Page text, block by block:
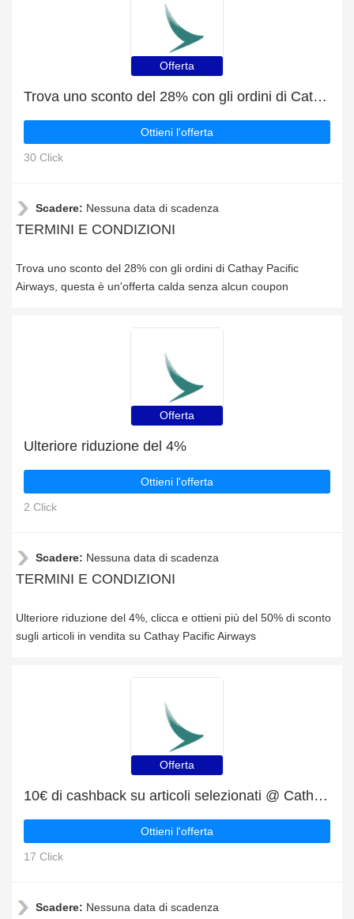
Offerta
Trova uno sconto del 28% con gli ordini di Cathay Pacific Airways
Ottieni l'offerta
30 Click
Scadere: Nessuna data di scadenza
TERMINI E CONDIZIONI
Trova uno sconto del 28% con gli ordini di Cathay Pacific
Airways, questa è un'offerta calda senza alcun coupon
Offerta
Ulteriore riduzione del 4%
Ottieni l'offerta
2 Click
Scadere: Nessuna data di scadenza
TERMINI E CONDIZIONI
Ulteriore riduzione del 4%, clicca e ottieni più del 50% di sconto
sugli articoli in vendita su Cathay Pacific Airways
Offerta
10€ di cashback su articoli selezionati @ Cathay Pacific Airways
Ottieni l'offerta
17 Click
Scadere: Nessuna data di scadenza